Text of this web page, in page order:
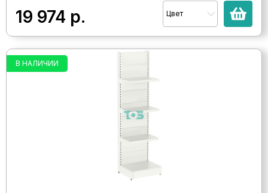
19 974 р. Цвет
В НАЛИЧИИ